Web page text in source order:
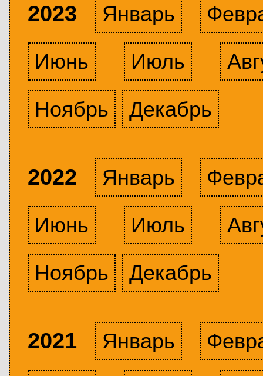
2023 Январь
Июнь
Июль
Ноябрь
Декабрь
2022 Январь
Июнь
Июль
Ноябрь
Декабрь
2021 Январь